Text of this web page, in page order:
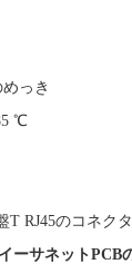
っき
℃
T RJ45のコネク
ーサネットPCB